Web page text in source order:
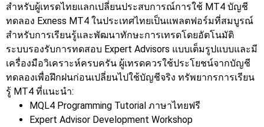
สำหรับผู้เทรดไทยแลกเปลี่ยนประสบการณ์การใช้ MT4 บัญชี
ทดลอง Exness MT4 ในประเทศไทยเป็นแพลตฟอร์มที่สมบูรณ์
สำหรับการเรียนรู้และพัฒนาทักษะการเทรดโดยอัตโนมัติ
ระบบรองรับการทดสอบ Expert Advisors แบบเต็มรูปแบบและมี
เครื่องมือวิเคราะห์ครบครัน ผู้เทรดควรใช้ประโยชน์จากบัญชี
ทดลองเพื่อฝึกฝนก่อนเปลี่ยนไปใช้บัญชีจริง ทรัพยากรการเรียน
รู้ MT4 ที่แนะนำ:
MQL4 Programming Tutorial ภาษาไทยฟรี
Expert Advisor Development Workshop